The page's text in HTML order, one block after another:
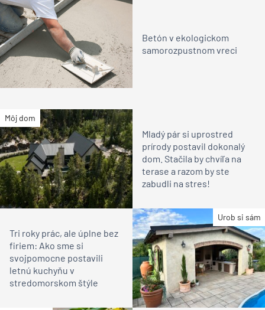
Betón v ekologickom
samorozpustnom vreci
Môj dom
Mladý pár si uprostred
prírody postavil dokonalý
dom. Stačila by chvíľa na
terase a razom by ste
zabudli na stres!
Urob si sám
Tri roky prác, ale úplne bez
firiem: Ako sme si
svojpomocne postavili
letnú kuchyňu v
stredomorskom štýle